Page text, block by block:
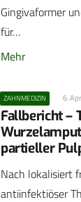
Gingivaformer
für…
Mehr
ZAHNMEDIZIN 6.
Fallbericht –
partieller
Nach lokalisiert
antiinfektiöser